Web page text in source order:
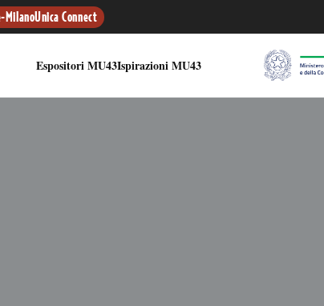
MilanoUnica Connect
Espositori MU43Ispirazioni MU43